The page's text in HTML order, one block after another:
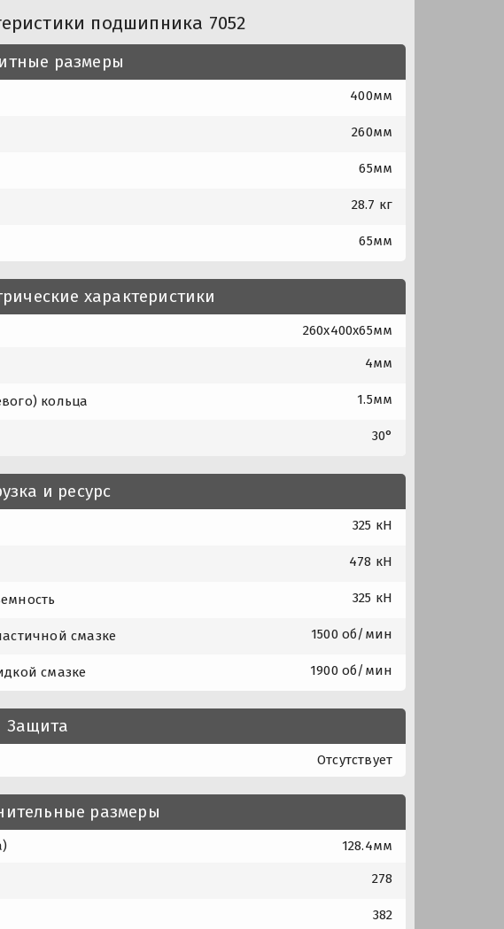
подшипника 7052
размеры
400мм
260мм
65мм
28.7 кг
65мм
характеристики
260x400x65мм
4мм
кольца 1.5мм
30°
и ресурс
325 кН
478 кН
325 кН
смазке 1500 об/мин
смазке 1900 об/мин
Защита
Отсутствует
размеры
128.4мм
278
382